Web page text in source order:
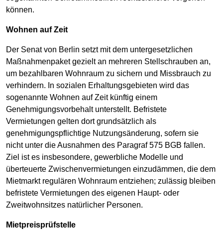
können.
Wohnen auf Zeit
Der Senat von Berlin setzt mit dem untergesetzlichen
Maßnahmenpaket gezielt an mehreren Stellschrauben an,
um bezahlbaren Wohnraum zu sichern und Missbrauch zu
verhindern. In sozialen Erhaltungsgebieten wird das
sogenannte Wohnen auf Zeit künftig einem
Genehmigungsvorbehalt unterstellt. Befristete
Vermietungen gelten dort grundsätzlich als
genehmigungspflichtige Nutzungsänderung, sofern sie
nicht unter die Ausnahmen des Paragraf 575 BGB fallen.
Ziel ist es insbesondere, gewerbliche Modelle und
überteuerte Zwischenvermietungen einzudämmen, die dem
Mietmarkt regulären Wohnraum entziehen; zulässig bleiben
befristete Vermietungen des eigenen Haupt- oder
Zweitwohnsitzes natürlicher Personen.
Mietpreisprüfstelle